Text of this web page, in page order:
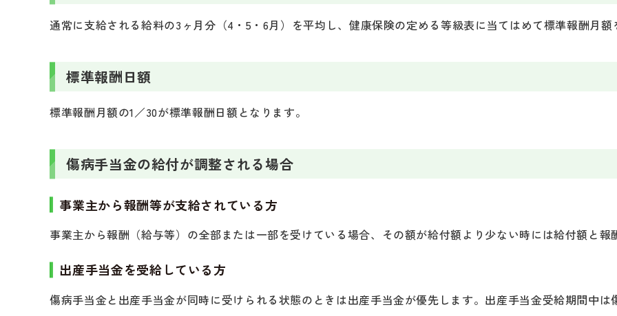
通常に支給される給料の3ヶ月分（4・5・6月）を平均し、健康保険の定める等級表に当てはめて標準報酬月
標準報酬日額
標準報酬月額の1／30が標準報酬日額となります。
傷病手当金の給付が調整される場合
事業主から報酬等が支給されている方
事業主から報酬（給与等）の全部または一部を受けている場合、その額が給付額より少ない時には給付額と報
出産手当金を受給している方
傷病手当金と出産手当金が同時に受けられる状態のときは出産手当金が優先します。出産手当金受給期間中